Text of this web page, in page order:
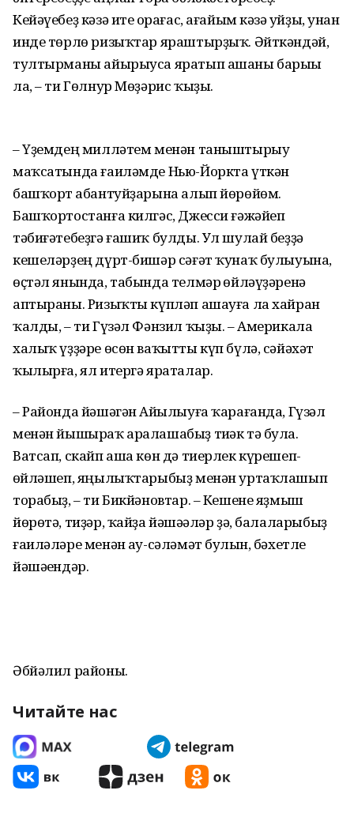
Кейәүебеҙ кәзә ите һорағас, ағайым кәзә һуйҙы, унан
инде төрлө ризыҡтар яраштырҙыҡ. Әйткәндәй,
тултырманы айырыуса яратып ашаны барыһы
ла, – ти Гөлнур Мөҙәрис ҡыҙы.
– Үҙемдең милләтем менән таныштырыу
маҡсатында ғаиләмде Нью-Йоркта үткән
башҡорт һабантуйҙарына алып йөрөйөм.
Башҡортостанға килгәс, Джесси ғәжәйеп
тәбиғәтебеҙгә ғашиҡ булды. Ул шулай беҙҙә
кешеләрҙең дүрт-бишәр сәғәт ҡунаҡ булыуына,
өҫтәл янында, табында телмәр һөйләүҙәренә
аптыраны. Ризыҡты күпләп ашауға ла хайран
ҡалды, – ти Гүзәл Фәнзил ҡыҙы. – Америкала
халыҡ үҙҙәре өсөн ваҡытты күп бүлә, сәйәхәт
ҡылырға, ял итергә яраталар.
– Районда йәшәгән Айһылыуға ҡарағанда, Гүзәл
менән йышыраҡ арала­шабыҙ тиһәк тә була.
Ватсап, скайп аша көн дә тиерлек күрешеп-
һөйләшеп, яңылыҡтарыбыҙ менән уртаҡлашып
торабыҙ, – ти Бикйәновтар. – Кешене яҙмыш
йөрөтә, тиҙәр, ҡайҙа йәшәһәләр ҙә, балаларыбыҙ
ғаиләләре менән һау-сәләмәт булһын, бәхетле
йәшәһендәр.
Әбйәлил районы.
Читайте нас